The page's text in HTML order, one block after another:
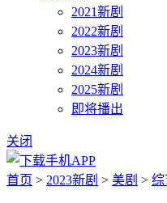
2021新剧
2022新剧
2023新剧
2024新剧
2025新剧
即将播出
关闭
首页 > 2023新剧 > 美剧 > 综